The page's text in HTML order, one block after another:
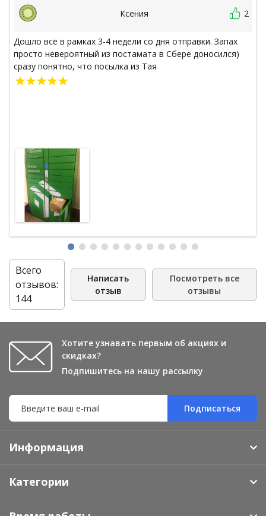
Ксения 2
Дошло всё в рамках 3-4 недели со дня отправки. Запах
просто невероятный из постамата в Сбере доносился)
сразу понятно, что посылка из Тая
Всего
отзывов:
144
Написать
отзыв
Посмотреть все
отзывы
Хотите узнавать первым об акциях и
скидках?
Подпишитесь на нашу рассылку
Подписаться
Информация
Категории